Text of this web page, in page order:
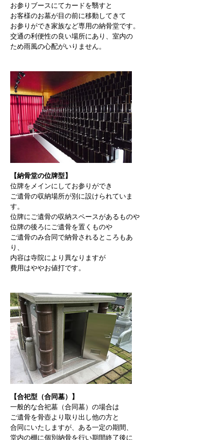
お参りブースにてカードを翳すと
お客様のお墓が目の前に移動してきて
お参りができ家族など専用の納骨堂です。
交通の利便性の良い場所にあり、室内の
ため雨風の心配がいりません。
【納骨堂の位牌型】
位牌をメインにしてお参りができ
ご遺骨の収納場所が別に設けられていま
す。
位牌にご遺骨の収納スペースがあるものや
位牌の後ろにご遺骨を置くものや
ご遺骨のみ合同で納骨されるところもあ
り、
内容は寺院により異なりますが
費用はややお値打です。
【合祀型（合同墓）】
一般的な合祀墓（合同墓）の場合は
ご遺骨を骨壺より取り出し他の方と
合同にいたしますが、ある一定の期間、
堂内の棚に個別納骨を行い期間終了後に